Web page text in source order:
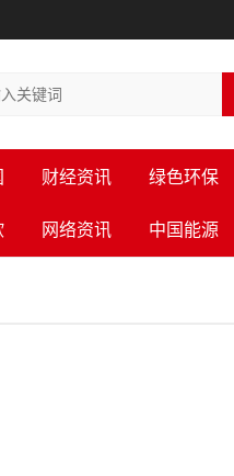
财经资讯 绿色环保
网络资讯 中国能源